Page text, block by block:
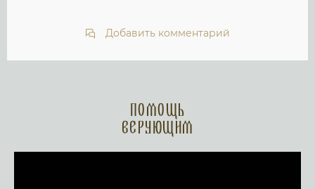
Добавить комментарий
Помощь
верующим